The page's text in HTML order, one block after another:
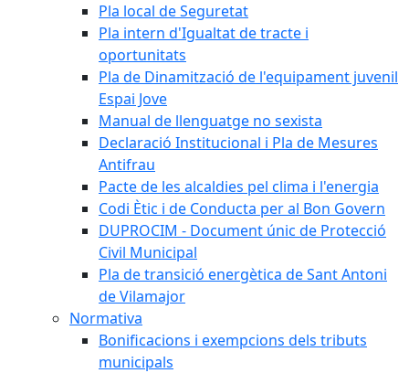
Pla local de Seguretat
Pla intern d'Igualtat de tracte i
oportunitats
Pla de Dinamització de l'equipament juvenil
Espai Jove
Manual de llenguatge no sexista
Declaració Institucional i Pla de Mesures
Antifrau
Pacte de les alcaldies pel clima i l'energia
Codi Ètic i de Conducta per al Bon Govern
DUPROCIM - Document únic de Protecció
Civil Municipal
Pla de transició energètica de Sant Antoni
de Vilamajor
Normativa
Bonificacions i exempcions dels tributs
municipals